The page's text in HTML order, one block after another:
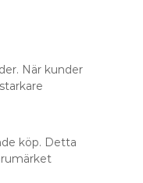
När kunder
köp. Detta